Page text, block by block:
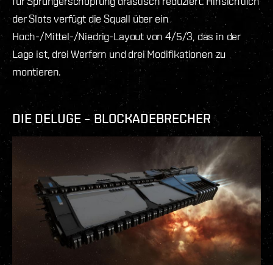
der Slots verfügt die Squall über ein
Hoch-/Mittel-/Niedrig-Layout von 4/5/3, das in der
Lage ist, drei Werfern und drei Modifikationen zu
montieren.
DIE DELUGE – BLOCKADEBRECHER